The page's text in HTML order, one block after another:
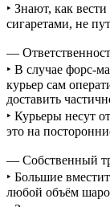
‣ Знают, как
сигаретами, не
—
‣ В случае форс-
курьер сам
доставить
‣ Курьеры несут
это на
— Собственный
‣ Большие
любой объём